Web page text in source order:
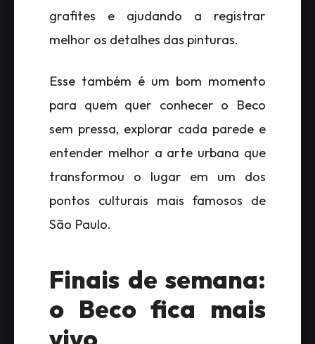
grafites e ajudando a registrar
melhor os detalhes das pinturas.
Esse também é um bom momento
para quem quer conhecer o Beco
sem pressa, explorar cada parede e
entender melhor a arte urbana que
transformou o lugar em um dos
pontos culturais mais famosos de
São Paulo.
Finais de semana:
o Beco fica mais